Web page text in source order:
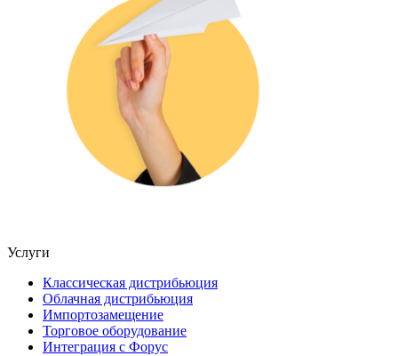
Услуги
Классическая дистрибьюция
Облачная дистрибьюция
Импортозамещение
Торговое оборудование
Интеграция с Форус